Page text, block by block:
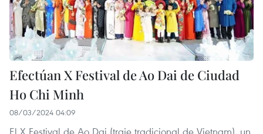
Efectúan X Festival de Ao Dai de Ciudad
Ho Chi Minh
08/03/2024 04:09